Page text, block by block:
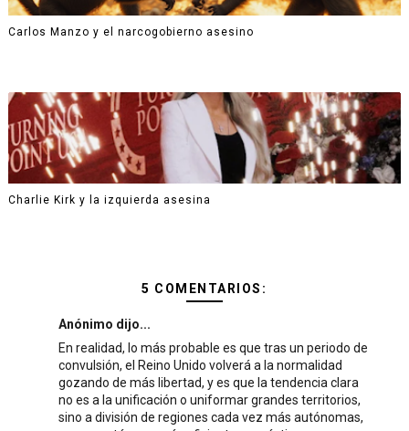
Carlos Manzo y el narcogobierno asesino
Charlie Kirk y la izquierda asesina
5 COMENTARIOS:
Anónimo dijo...
En realidad, lo más probable es que tras un periodo de
convulsión, el Reino Unido volverá a la normalidad
gozando de más libertad, y es que la tendencia clara
no es a la unificación o uniformar grandes territorios,
sino a división de regiones cada vez más autónomas,